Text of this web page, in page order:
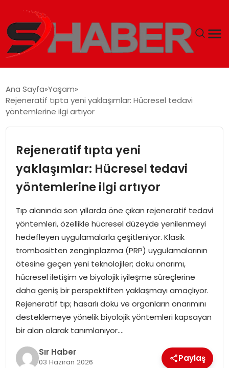
MAGAZIN
SPOR
EKONOMI
SIYASET
EĞITIM
YAŞAM
Ana Sayfa Yaşam
Rejeneratif tıpta yeni yaklaşımlar: Hücresel tedavi
yöntemlerine ilgi artıyor
Rejeneratif tıpta yeni
yaklaşımlar: Hücresel tedavi
yöntemlerine ilgi artıyor
Tıp alanında son yıllarda öne çıkan rejeneratif tedavi
yöntemleri, özellikle hücresel düzeyde yenilenmeyi
hedefleyen uygulamalarla çeşitleniyor. Klasik
trombositten zenginplazma (PRP) uygulamalarının
ötesine geçen yeni teknolojiler; doku onarımı,
hücresel iletişim ve biyolojik iyileşme süreçlerine
daha geniş bir perspektiften yaklaşmayı amaçlıyor.
Rejeneratif tıp; hasarlı doku ve organların onarımını
desteklemeye yönelik biyolojik yöntemleri kapsayan
bir alan olarak tanımlanıyor….
Sır Haber
03 Haziran 2026 Paylaş